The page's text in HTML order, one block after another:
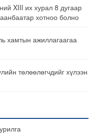
XIII их хурал 8 дугаар
хотноо болно
хамтын ажиллагаагаа
төлөөлөгчдийг хүлээн